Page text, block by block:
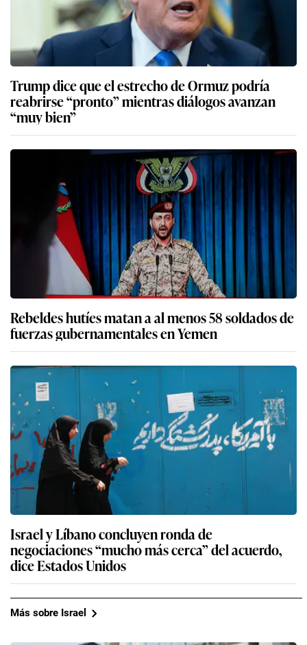
Trump dice que el estrecho de Ormuz podría
reabrirse “pronto” mientras diálogos avanzan
“muy bien”
Rebeldes hutíes matan a al menos 58 soldados de
fuerzas gubernamentales en Yemen
Israel y Líbano concluyen ronda de
negociaciones “mucho más cerca” del acuerdo,
dice Estados Unidos
Más sobre Israel